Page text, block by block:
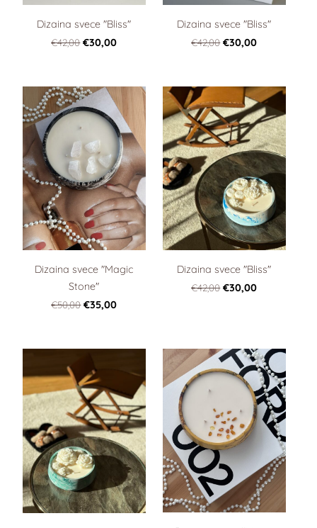
Dizaina svece "Bliss"
€42,00 €30,00
Dizaina svece "Bliss"
€42,00 €30,00
Dizaina svece "Magic
Stone"
€50,00 €35,00
Dizaina svece "Bliss"
€42,00 €30,00